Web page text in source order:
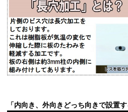
「内向き、外向きどっち向きで設置